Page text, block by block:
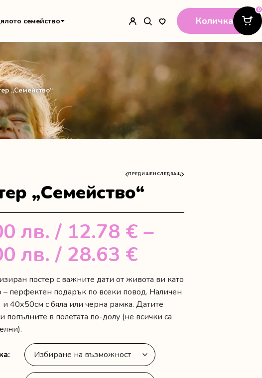
семейство Количка
0
„Семейство“
ПРЕДИШЕН СЛЕДВАЩ
„Семейство“
лв. / 12.78 € –
лв. / 28.63 €Price
range:
25.00 лв.
/
12.78 €
through
постер с важните дати от живота ви като
– перфектен подарък по всеки повод. Наличен
40х50см с бяла или черна рамка. Датите
попълните в полетата по-долу (не всички са